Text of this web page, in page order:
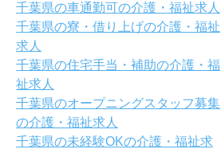
千葉県の車通勤可の介護・福祉求人
千葉県の寮・借り上げの介護・福祉
求人
千葉県の住宅手当・補助の介護・福
祉求人
千葉県のオープニングスタッフ募集
の介護・福祉求人
千葉県の未経験OKの介護・福祉求